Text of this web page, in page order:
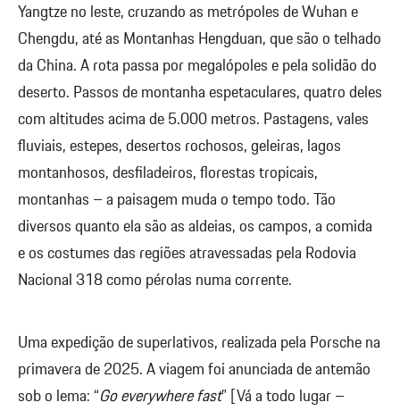
Yangtze no leste, cruzando as metrópoles de Wuhan e
Chengdu, até as Montanhas Hengduan, que são o telhado
da China. A rota passa por megalópoles e pela solidão do
deserto. Passos de montanha espetaculares, quatro deles
com altitudes acima de 5.000 metros. Pastagens, vales
fluviais, estepes, desertos rochosos, geleiras, lagos
montanhosos, desfiladeiros, florestas tropicais,
montanhas – a paisagem muda o tempo todo. Tão
diversos quanto ela são as aldeias, os campos, a comida
e os costumes das regiões atravessadas pela Rodovia
Nacional 318 como pérolas numa corrente.
Uma expedição de superlativos, realizada pela Porsche na
primavera de 2025. A viagem foi anunciada de antemão
sob o lema: “Go everywhere fast” [Vá a todo lugar –